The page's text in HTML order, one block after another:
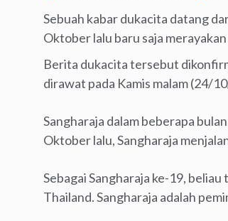
Sebuah kabar dukacita datang
Oktober lalu baru saja
Berita dukacita tersebut
dirawat pada Kamis malam (24/
Sangharaja dalam beberapa
Oktober lalu, Sangharaja
Sebagai Sangharaja ke-19,
Thailand. Sangharaja adalah